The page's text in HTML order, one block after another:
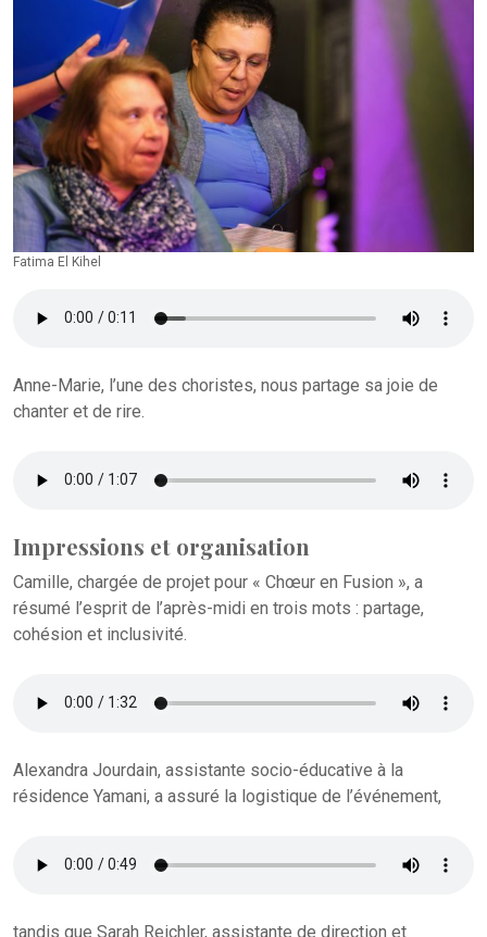
Fatima El Kihel
Anne-Marie, l’une des choristes, nous partage sa joie de
chanter et de rire.
Impressions et organisation
Camille, chargée de projet pour « Chœur en Fusion », a
résumé l’esprit de l’après-midi en trois mots : partage,
cohésion et inclusivité.
Alexandra Jourdain, assistante socio-éducative à la
résidence Yamani, a assuré la logistique de l’événement,
tandis que Sarah Reichler, assistante de direction et